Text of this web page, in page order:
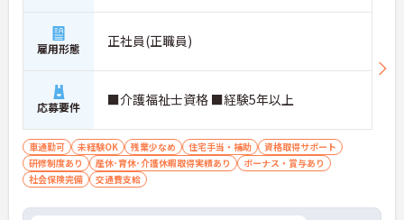
かりと整備されています。オンとオフの切り替えを
ただけます。
・グループホーム一棟あたりの入居者様20名定員を
常時2～4名のスタッフで支援、国基準を上回る人員
配置や夜間複数名体制が敷かれているため、業務に
追われることなくご利用者様のペースに合わせたサ
ポートが可能です。施設も専用設計で働きやすく、
ご自身の理想とする福祉を実践できる環境が整って
います。
雇用形態 正社員(正職員)
応募要件 ■介護福祉士資格 ■経験5年以上
車通勤可 未経験OK 残業少なめ 住宅手当・補助
資格取得サポート
研修制度あり
産休･育休･介護休暇取得実績あり
ボーナス・賞与あり
社会保険完備
交通費支給